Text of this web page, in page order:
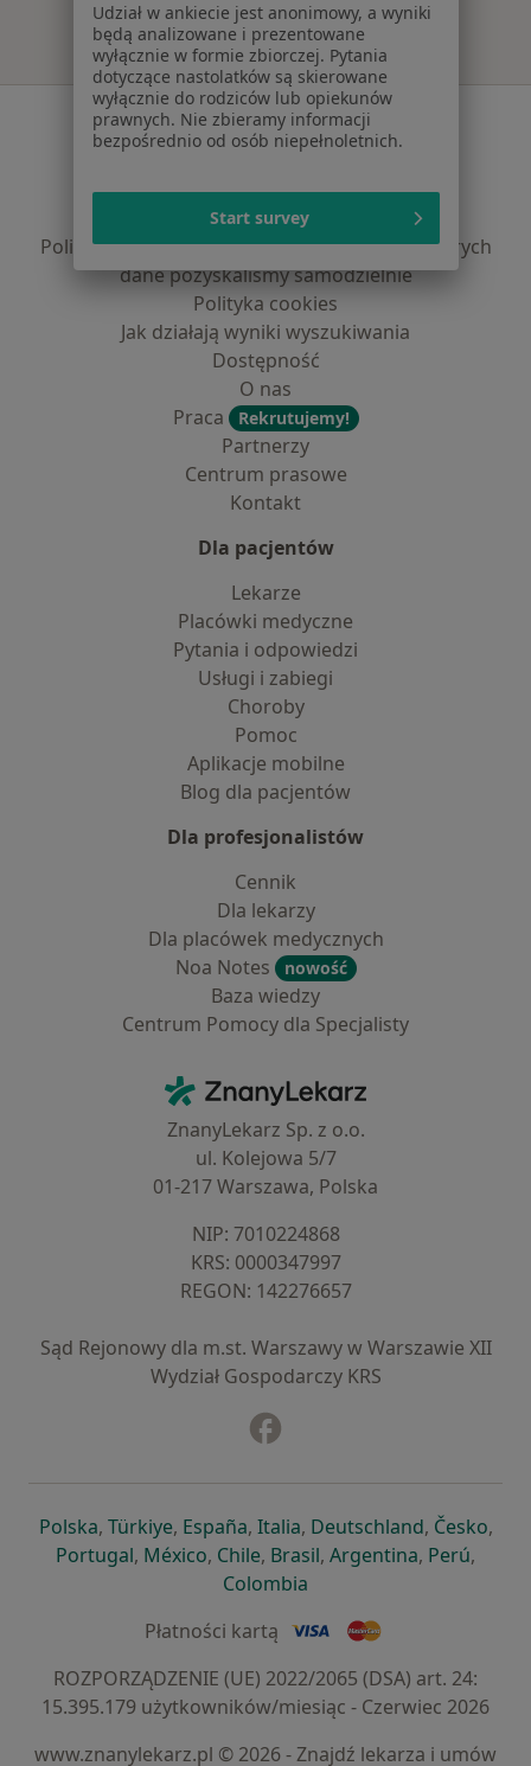
Serwis
Polityka prywatności pacjentów
Polityka prywatności profesjonalistów
Polityka prywatności dla profesjonalistów, których
dane pozyskaliśmy samodzielnie
Polityka cookies
Jak działają wyniki wyszukiwania
Dostępność
O nas
Praca
Rekrutujemy!
Partnerzy
Centrum prasowe
Kontakt
Dla pacjentów
Lekarze
Placówki medyczne
Pytania i odpowiedzi
Usługi i zabiegi
Choroby
Pomoc
Aplikacje mobilne
Blog dla pacjentów
Dla profesjonalistów
Cennik
Dla lekarzy
Dla placówek medycznych
Noa Notes
nowość
Baza wiedzy
Centrum Pomocy dla Specjalisty
ZnanyLekarz - Strona główna
ZnanyLekarz Sp. z o.o.
ul. Kolejowa 5/7
01-217 Warszawa, Polska
NIP: ⁠7010224868
KRS: ⁠0000347997
REGON: ⁠142276657
Sąd Rejonowy dla m.st. Warszawy w Warszawie XII
Wydział Gospodarczy KRS
Polskaotwiera się w nowej karcie
, Türkiyeotwiera się w nowej karcie
, Españaotwiera się w nowej karcie
, Italiaotwiera się w nowej
, Deutschlandotwiera się
, Česko,
Portugalotwiera się w nowej karcie
, Méxicootwiera się w nowej karcie
, Chileotwiera się w nowej karcie
, Brasilotwiera się w nowej
, Argentinaotwiera się
, Perú,
Colombia
Płatności kartą
ROZPORZĄDZENIE (UE) 2022/2065 (DSA) art. 24:
15.395.179 użytkowników/miesiąc - Czerwiec 2026
www.znanylekarz.pl © 2026 - Znajdź lekarza i umów
Udział w ankiecie jest anonimowy, a wyniki
będą analizowane i prezentowane
wyłącznie w formie zbiorczej. Pytania
dotyczące nastolatków są skierowane
wyłącznie do rodziców lub opiekunów
prawnych. Nie zbieramy informacji
bezpośrednio od osób niepełnoletnich.
Start survey